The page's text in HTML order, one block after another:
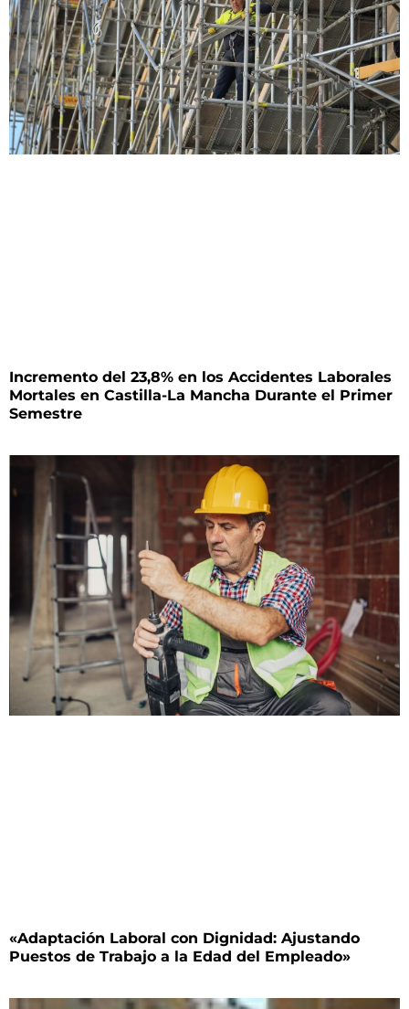
Incremento del 23,8% en los Accidentes Laborales
Mortales en Castilla-La Mancha Durante el Primer
Semestre
«Adaptación Laboral con Dignidad: Ajustando
Puestos de Trabajo a la Edad del Empleado»